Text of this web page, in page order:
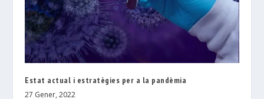
Estat actual i estratègies per a la pandèmia
27 Gener, 2022